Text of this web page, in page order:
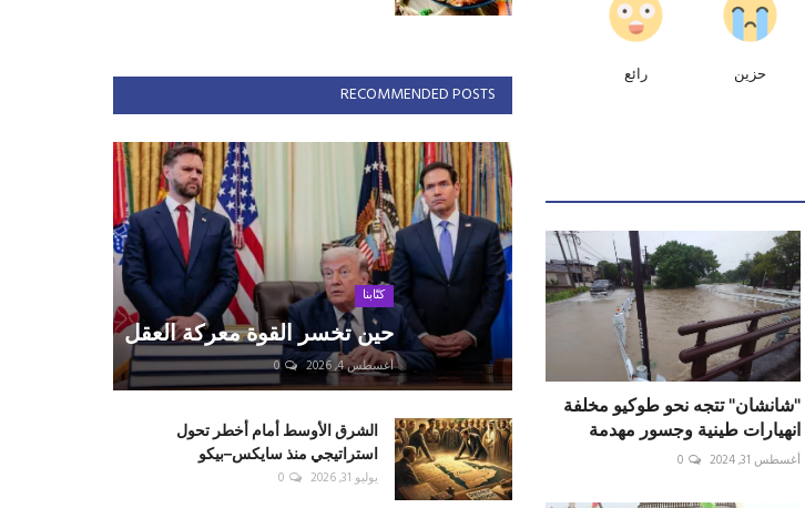
حزين رائع
"شانشان" تتجه نحو طوكيو مخلفة
انهيارات طينية وجسور مهدمة
أغسطس 31, 2024 0
RECOMMENDED POSTS
كتّابنا
حين تخسر القوة معركة العقل
أغسطس 4, 2026 0
الشرق الأوسط أمام أخطر تحول
استراتيجي منذ سايكس–بيكو
يوليو 31, 2026 0